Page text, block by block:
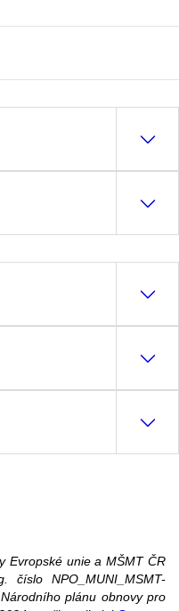
Evropské unie a MŠMT ČR
NPO_MUNI_MSMT-
plánu obnovy pro